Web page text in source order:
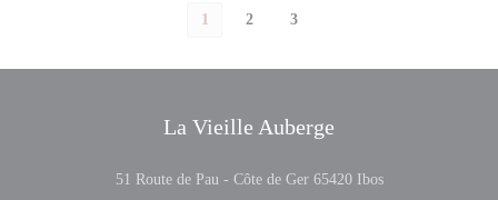
1 2 3
La Vieille Auberge
51 Route de Pau - Côte de Ger 65420 Ibos((新しいウィン